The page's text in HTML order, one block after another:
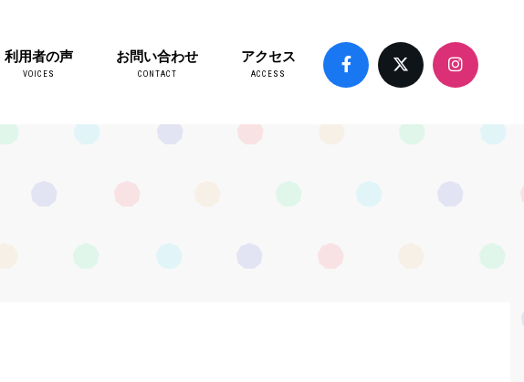
利用者の声
VOICES
お問い合わせ
CONTACT
アクセス
ACCESS